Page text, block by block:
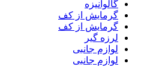
گالوانیزه
گرمایش از کف
گرمایش از کف
لرزه گیر
لوازم جانبی
لوازم جانبی